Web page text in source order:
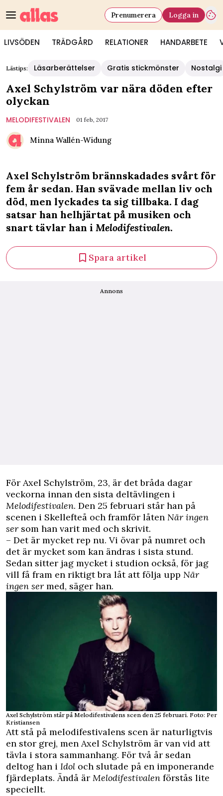
LIVSÖDEN TRÄDGÅRD RELATIONER HANDARBETE
Prenumerera Logga in
Lästips: Läsarberättelser Gratis stickmönster Nostalgi
Axel Schylström var nära döden efter
olyckan
MELODIFESTIVALEN 01 feb, 2017
Minna Wallén-Widung
Axel Schylström brännskadades svårt för
fem år sedan. Han svävade mellan liv och
död, men lyckades ta sig tillbaka. I dag
satsar han helhjärtat på musiken och
snart tävlar han i Melodifestivalen.
Spara artikel
Annons
För Axel Schylström, 23, är det bråda dagar
veckorna innan den sista deltävlingen i
Melodifestivalen. Den 25 februari står han på
scenen i Skellefteå och framför låten När ingen
ser som han varit med och skrivit.
– Det är mycket rep nu. Vi övar på numret och
det är mycket som kan ändras i sista stund.
Sedan sitter jag mycket i studion också, för jag
vill få fram en riktigt bra låt att följa upp När
ingen ser med, säger han.
Axel Schylström står på Melodifestivalens scen den 25 februari. Foto: Per
Kristiansen
Att stå på melodifestivalens scen är naturligtvis
en stor grej, men Axel Schylström är van vid att
tävla i stora sammanhang. För två år sedan
deltog han i Idol och slutade på en imponerande
fjärdeplats. Ändå är Melodifestivalen förstås lite
speciellt.